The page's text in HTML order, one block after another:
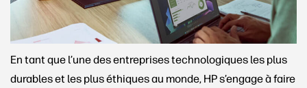
En tant que l’une des entreprises technologiques les plus
durables et les plus éthiques au monde, HP s’engage à faire